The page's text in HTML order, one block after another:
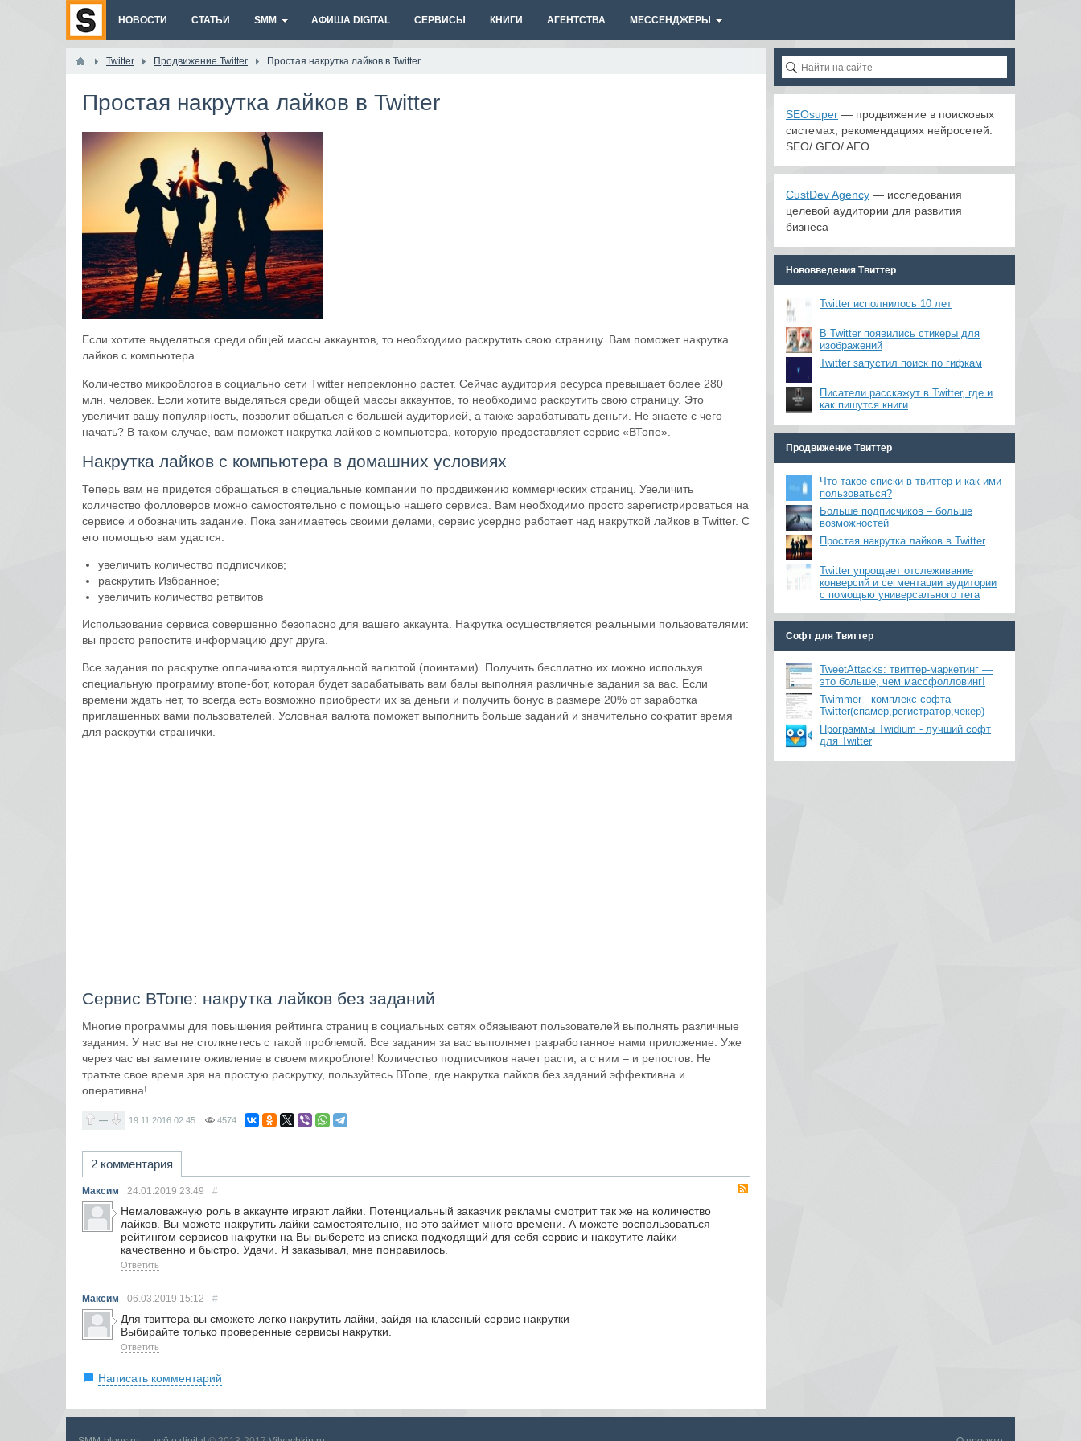
НОВОСТИ СТАТЬИ SMM АФИША DIGITAL СЕРВИСЫ КНИГИ АГЕНТСТВА МЕССЕНДЖЕРЫ
Twitter Продвижение Twitter Простая накрутка лайков в Twitter
Простая накрутка лайков в Twitter
Если хотите выделяться среди общей массы аккаунтов, то необходимо раскрутить свою страницу. Вам поможет накрутка
лайков с компьютера
Количество микроблогов в социально сети Twitter непреклонно растет. Сейчас аудитория ресурса превышает более 280
млн. человек. Если хотите выделяться среди общей массы аккаунтов, то необходимо раскрутить свою страницу. Это
увеличит вашу популярность, позволит общаться с большей аудиторией, а также зарабатывать деньги. Не знаете с чего
начать? В таком случае, вам поможет накрутка лайков с компьютера, которую предоставляет сервис «ВТопе».
Накрутка лайков с компьютера в домашних условиях
Теперь вам не придется обращаться в специальные компании по продвижению коммерческих страниц. Увеличить
количество фолловеров можно самостоятельно с помощью нашего сервиса. Вам необходимо просто зарегистрироваться на
сервисе и обозначить задание. Пока занимаетесь своими делами, сервис усердно работает над накруткой лайков в Twitter. С
его помощью вам удастся:
увеличить количество подписчиков;
раскрутить Избранное;
увеличить количество ретвитов
Использование сервиса совершенно безопасно для вашего аккаунта. Накрутка осуществляется реальными пользователями:
вы просто репостите информацию друг друга.
Все задания по раскрутке оплачиваются виртуальной валютой (поинтами). Получить бесплатно их можно используя
специальную программу втопе-бот, которая будет зарабатывать вам балы выполняя различные задания за вас. Если
времени ждать нет, то всегда есть возможно приобрести их за деньги и получить бонус в размере 20% от заработка
приглашенных вами пользователей. Условная валюта поможет выполнить больше заданий и значительно сократит время
для раскрутки странички.
Сервис ВТопе: накрутка лайков без заданий
Многие программы для повышения рейтинга страниц в социальных сетях обязывают пользователей выполнять различные
задания. У нас вы не столкнетесь с такой проблемой. Все задания за вас выполняет разработанное нами приложение. Уже
через час вы заметите оживление в своем микроблоге! Количество подписчиков начет расти, а с ним – и репостов. Не
тратьте свое время зря на простую раскрутку, пользуйтесь ВТопе, где накрутка лайков без заданий эффективна и
оперативна!
— 19.11.2016 02:45 4574
2 комментария
Максим 24.01.2019 23:49 #
Немаловажную роль в аккаунте играют лайки. Потенциальный заказчик рекламы смотрит так же на количество
лайков. Вы можете накрутить лайки самостоятельно, но это займет много времени. А можете воспользоваться
рейтингом сервисов накрутки на Вы выберете из списка подходящий для себя сервис и накрутите лайки
качественно и быстро. Удачи. Я заказывал, мне понравилось.
Ответить
Максим 06.03.2019 15:12 #
Для твиттера вы сможете легко накрутить лайки, зайдя на классный сервис накрутки
Выбирайте только проверенные сервисы накрутки.
Ответить
Написать комментарий
SEOsuper — продвижение в поисковых
системах, рекомендациях нейросетей.
SEO/ GEO/ AEO
CustDev Agency — исследования
целевой аудитории для развития
бизнеса
Нововведения Твиттер
Twitter исполнилось 10 лет
В Twitter появились стикеры для
изображений
Twitter запустил поиск по гифкам
Писатели расскажут в Twitter, где и
как пишутся книги
Продвижение Твиттер
Что такое списки в твиттер и как ими
пользоваться?
Больше подписчиков – больше
возможностей
Простая накрутка лайков в Twitter
Twitter упрощает отслеживание
конверсий и сегментации аудитории
с помощью универсального тега
Софт для Твиттер
TweetAttacks: твиттер-маркетинг —
это больше, чем массфолловинг!
Twimmer - комплекс софта
Twitter(спамер,регистратор,чекер)
Программы Twidium - лучший софт
для Twitter